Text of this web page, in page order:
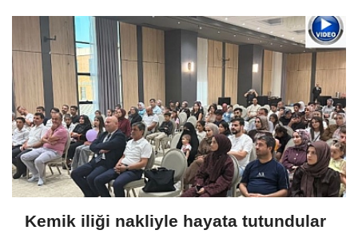
Kemik iliği nakliyle hayata tutundular